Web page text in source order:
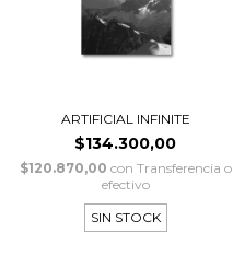
ARTIFICIAL INFINITE
$134.300,00
$120.870,00 con Transferencia o
efectivo
SIN STOCK